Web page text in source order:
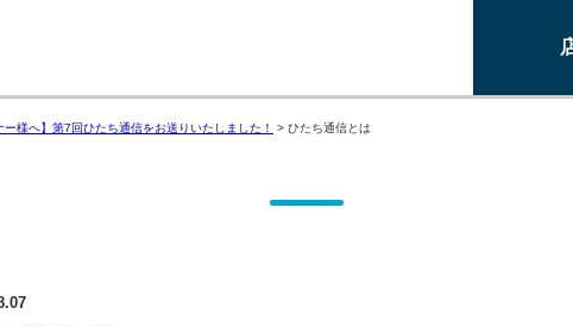
ー様へ】第7回ひたち通信をお送りいたしました！ > ひたち通信とは